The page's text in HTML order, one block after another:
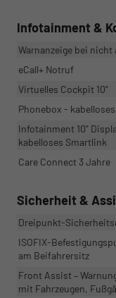
Infotainment &
Warnanzeige bei
eCall+ Notruf
Virtuelles Cockpit 10"
Phonebox -
Infotainment 10"
kabelloses Smartlink
Care Connect 3 Jahre
Sicherheit &
Dreipunkt-
ISOFIX-
am Beifahrersitz
Front Assist –
mit Fahrzeugen,